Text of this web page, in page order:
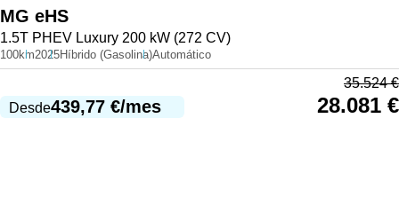
MG eHS
1.5T PHEV Luxury 200 kW (272 CV)
100km2025Híbrido (Gasolina)Automático
Desde439,77 €/mes
35.524€
28.081 €